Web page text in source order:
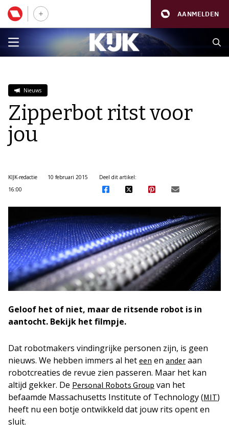
AANMELDEN
Nieuws
Zipperbot ritst voor
jou
KIJK-redactie
10 februari 2015
16:00
Deel dit artikel:
Geloof het of niet, maar de ritsende robot is in
aantocht. Bekijk het filmpje.
Dat robotmakers vindingrijke personen zijn, is geen
nieuws. We hebben immers al het een en ander aan
robotcreaties de revue zien passeren. Maar het kan
altijd gekker. De Personal Robots Group van het
befaamde Massachusetts Institute of Technology (MIT)
heeft nu een botje ontwikkeld dat jouw rits opent en
sluit.